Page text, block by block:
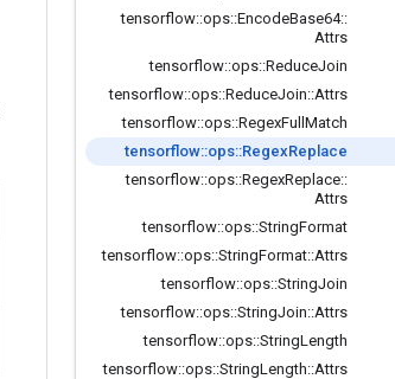
tensorflow::ops::EncodeBase64::
Attrs
tensorflow::ops::ReduceJoin
tensorflow::ops::ReduceJoin::Attrs
tensorflow::ops::RegexFull Match
tensorflow::ops::RegexReplace
tensorflow::ops::RegexReplace::
Attrs
tensorflow::ops::StringFormat
tensorflow::ops::StringFormat::Attrs
tensorflow::ops::StringJoin
tensorflow::ops::StringJoin::Attrs
tensorflow::ops::StringLength
tensorflow::ops::StringLength::Attrs